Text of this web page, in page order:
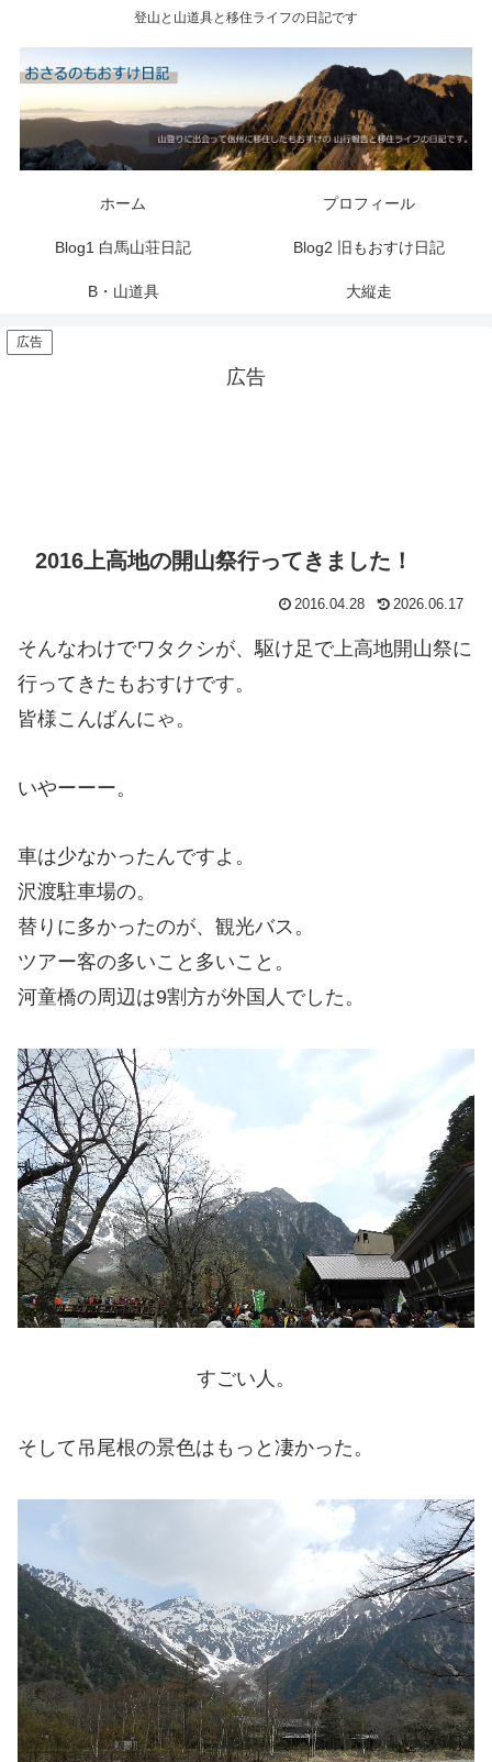
登山と山道具と移住ライフの日記です
ホーム プロフィール
Blog1 白馬山荘日記 Blog2 旧もおすけ日記
B・山道具 大縦走
広告
広告
2016上高地の開山祭行ってきました！
2016.04.28 2026.06.17
そんなわけでワタクシが、駆け足で上高地開山祭に
行ってきたもおすけです。
皆様こんばんにゃ。
いやーーー。
車は少なかったんですよ。
沢渡駐車場の。
替りに多かったのが、観光バス。
ツアー客の多いこと多いこと。
河童橋の周辺は9割方が外国人でした。
すごい人。
そして吊尾根の景色はもっと凄かった。